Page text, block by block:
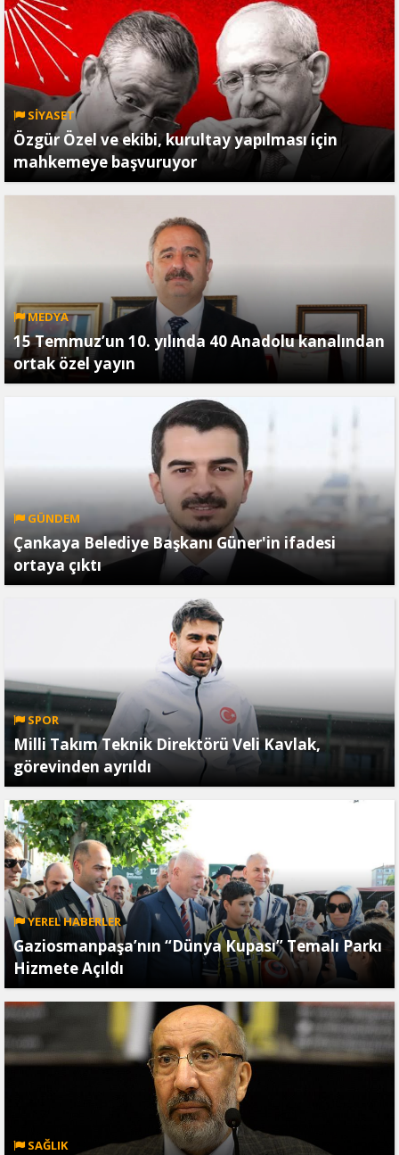
SİYASET
Özgür Özel ve ekibi, kurultay yapılması için
mahkemeye başvuruyor
MEDYA
15 Temmuz’un 10. yılında 40 Anadolu kanalından
ortak özel yayın
GÜNDEM
Çankaya Belediye Başkanı Güner'in ifadesi
ortaya çıktı
SPOR
Milli Takım Teknik Direktörü Veli Kavlak,
görevinden ayrıldı
YEREL HABERLER
Gaziosmanpaşa’nın “Dünya Kupası” Temalı Parkı
Hizmete Açıldı
SAĞLIK